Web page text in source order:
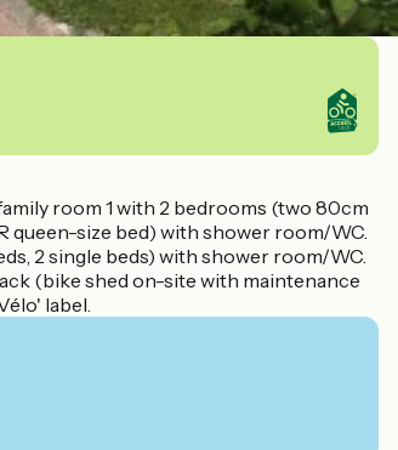
room 1 with 2 bedrooms (two 80cm
queen-size bed) with shower room/WC.
2 single beds) with shower room/WC.
(bike shed on-site with maintenance
label.